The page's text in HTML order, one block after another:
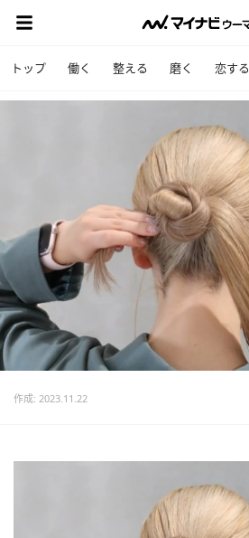
トップ 働く 整える 磨く 恋する
作成: 2023.11.22